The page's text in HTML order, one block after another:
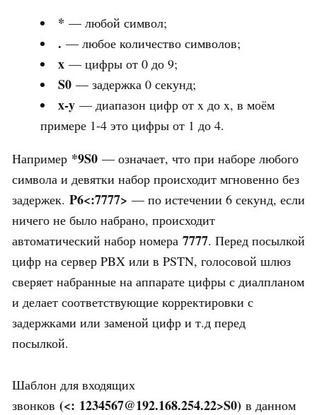
* — любой символ;
. — любое количество символов;
x — цифры от 0 до 9;
S0 — задержка 0 секунд;
x-y — диапазон цифр от x до x, в моём
примере 1-4 это цифры от 1 до 4.
Например *9S0 — означает, что при наборе любого
символа и девятки набор происходит мгновенно без
задержек. P6<:7777> — по истечении 6 секунд, если
ничего не было набрано, происходит
автоматический набор номера 7777. Перед посылкой
цифр на сервер PBX или в PSTN, голосовой шлюз
сверяет набранные на аппарате цифры с диалпланом
и делает соответствующие корректировки с
задержками или заменой цифр и т.д перед
посылкой.
Шаблон для входящих
звонков (<: 1234567@192.168.254.22>S0) в данном